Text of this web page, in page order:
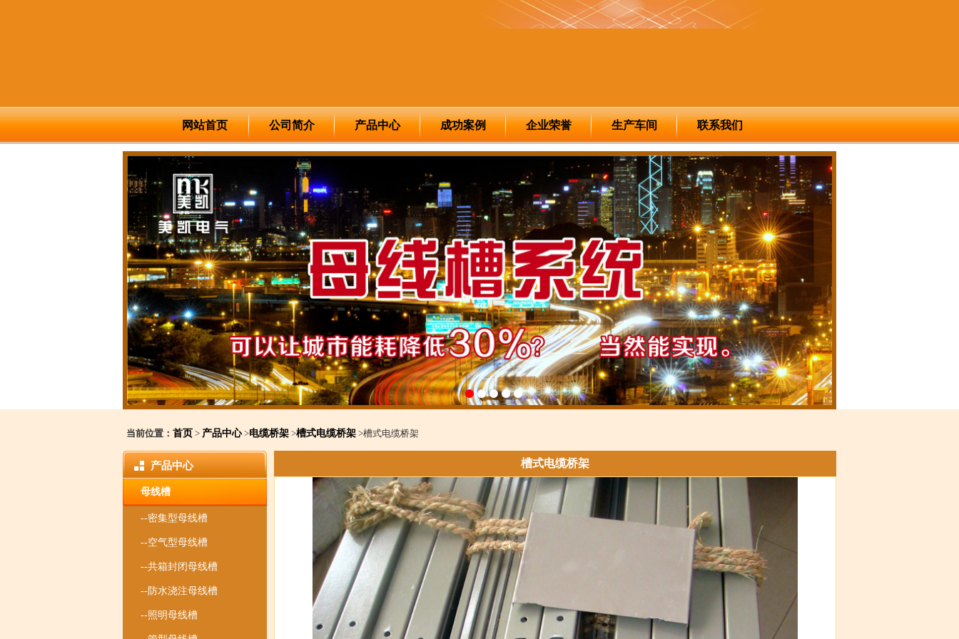
网站首页 公司简介 产品中心 成功案例 企业荣誉 生产车间 联系我们
当前位置： 首页 > 产品中心>电缆桥架 >槽式电缆桥架 >槽式电缆桥架
产品中心
母线槽
--密集型母线槽
--空气型母线槽
--共箱封闭母线槽
--防水浇注母线槽
--照明母线槽
槽式电缆桥架